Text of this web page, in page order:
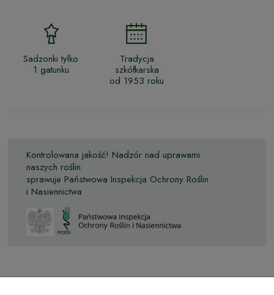
Sadzonki tylko
1 gatunku
Tradycja
szkółkarska
od 1953 roku
Kontrolowana jakość! Nadzór nad uprawami
naszych roślin
sprawuje Państwowa Inspekcja Ochrony Roślin
i Nasiennictwa